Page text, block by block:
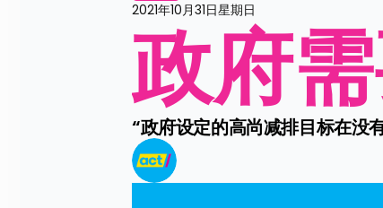
2021年10月31日星期日
政府
“政府设定的高尚减排目标在没